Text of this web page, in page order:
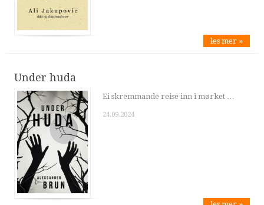
les mer »
Under huda
Ei skremmande reise inn i mørket …
24.09.2024